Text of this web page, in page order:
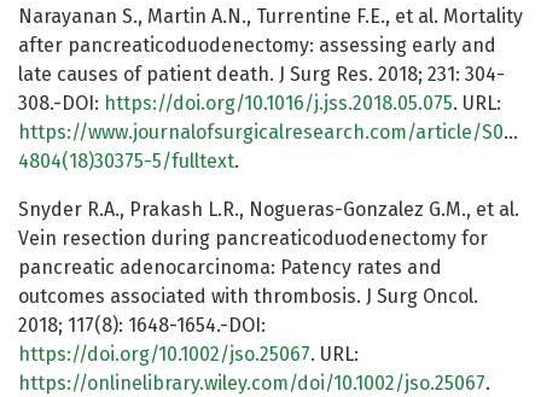
Narayanan S., Martin A.N., Turrentine F.E., et al. Mortality
after pancreaticoduodenectomy: assessing early and
late causes of patient death. J Surg Res. 2018; 231: 304-
308.-DOI: https://doi.org/10.1016/j.jss.2018.05.075. URL:
https://www.journalofsurgicalresearch.com/article/S0022-
4804(18)30375-5/fulltext.
Snyder R.A., Prakash L.R., Nogueras-Gonzalez G.M., et al.
Vein resection during pancreaticoduodenectomy for
pancreatic adenocarcinoma: Patency rates and
outcomes associated with thrombosis. J Surg Oncol.
2018; 117(8): 1648-1654.-DOI:
https://doi.org/10.1002/jso.25067. URL:
https://onlinelibrary.wiley.com/doi/10.1002/jso.25067.